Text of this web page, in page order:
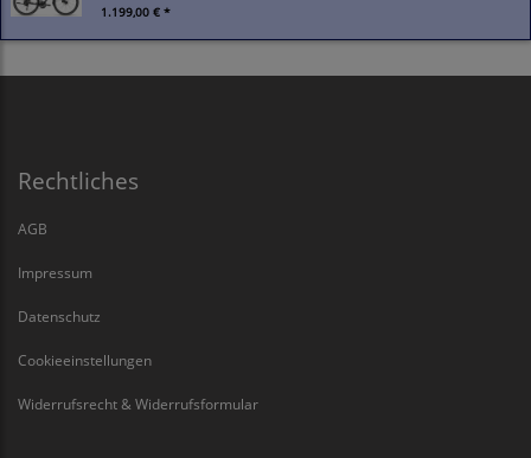
1.199,00 € *
Rechtliches
AGB
Impressum
Datenschutz
Cookieeinstellungen
Widerrufsrecht & Widerrufsformular